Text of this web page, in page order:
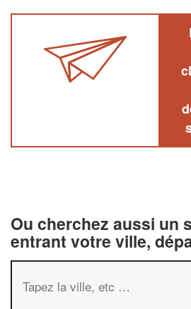
Ou cherchez aussi un
entrant votre ville,